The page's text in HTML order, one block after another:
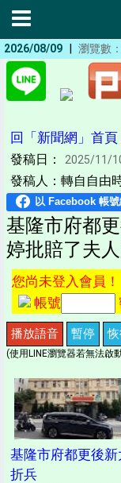
2026/08/09 | 瀏覽數：
回「新聞網」首頁
發稿日： 2025/11/
發稿人：轉自自由
基隆市府都
婷批賠了夫
您尚未登入會員！
帳號
播放語音 暫停
(使用LINE瀏覽器若無法啟
基隆市府都更後
折兵